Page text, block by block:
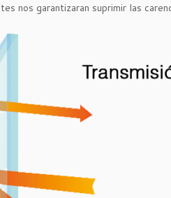
garantizaran suprimir las